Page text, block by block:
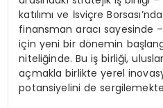
katılımı ve İsviçre
finansman aracı sayesinde
için yeni bir dönemin
niteliğinde. Bu iş birliği,
açmakla birlikte yerel
potansiyelini de